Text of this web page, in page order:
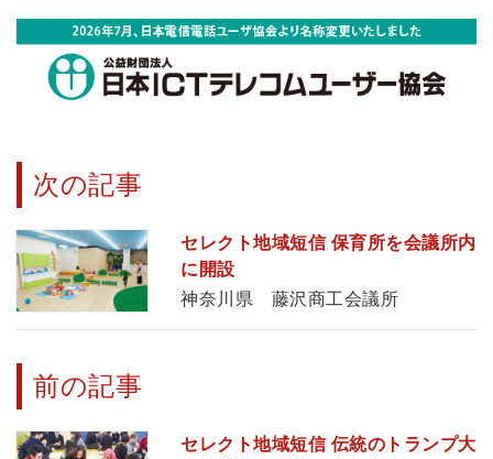
次の記事
セレクト地域短信 保育所を会議所内
に開設
神奈川県 藤沢商工会議所
前の記事
セレクト地域短信 伝統のトランプ大